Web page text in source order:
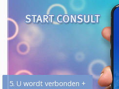
5. U wordt verbonden +